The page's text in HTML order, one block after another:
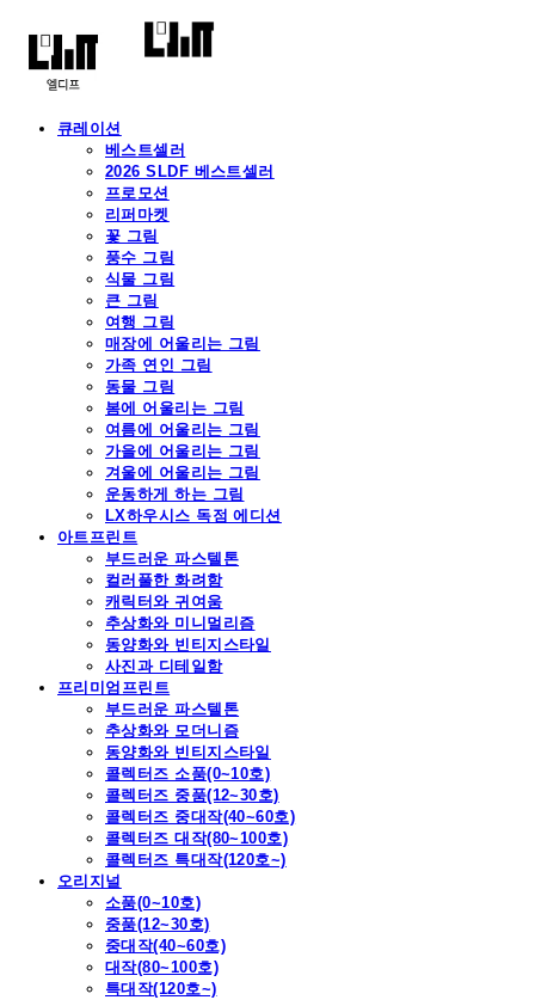
큐레이션
베스트셀러
2026 SLDF 베스트셀러
프로모션
리퍼마켓
꽃 그림
풍수 그림
식물 그림
큰 그림
여행 그림
매장에 어울리는 그림
가족 연인 그림
동물 그림
봄에 어울리는 그림
여름에 어울리는 그림
가을에 어울리는 그림
겨울에 어울리는 그림
운동하게 하는 그림
LX하우시스 독점 에디션
아트프린트
부드러운 파스텔톤
컬러풀한 화려함
캐릭터와 귀여움
추상화와 미니멀리즘
동양화와 빈티지스타일
사진과 디테일함
프리미엄프린트
부드러운 파스텔톤
추상화와 모더니즘
동양화와 빈티지스타일
콜렉터즈 소품(0~10호)
콜렉터즈 중품(12~30호)
콜렉터즈 중대작(40~60호)
콜렉터즈 대작(80~100호)
콜렉터즈 특대작(120호~)
오리지널
소품(0~10호)
중품(12~30호)
중대작(40~60호)
대작(80~100호)
특대작(120호~)